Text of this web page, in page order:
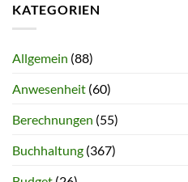
KATEGORIEN
Allgemein (88)
Anwesenheit (60)
Berechnungen (55)
Buchhaltung (367)